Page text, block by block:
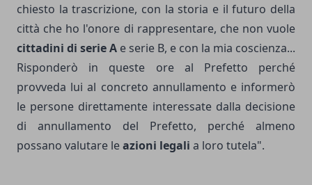
chiesto la trascrizione, con la storia e il futuro della
città che ho l'onore di rappresentare, che non vuole
cittadini di serie A e serie B, e con la mia coscienza...
Risponderò in queste ore al Prefetto perché
provveda lui al concreto annullamento e informerò
le persone direttamente interessate dalla decisione
di annullamento del Prefetto, perché almeno
possano valutare leazioni legali a loro tutela".